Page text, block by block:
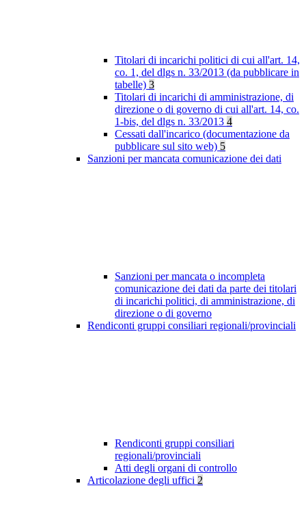
Titolari di incarichi politici di cui all'art. 14,
co. 1, del dlgs n. 33/2013 (da pubblicare in
tabelle) 3
Titolari di incarichi di amministrazione, di
direzione o di governo di cui all'art. 14, co.
1-bis, del dlgs n. 33/2013 4
Cessati dall'incarico (documentazione da
pubblicare sul sito web) 5
Sanzioni per mancata comunicazione dei dati
Sanzioni per mancata o incompleta
comunicazione dei dati da parte dei titolari
di incarichi politici, di amministrazione, di
direzione o di governo
Rendiconti gruppi consiliari regionali/provinciali
Rendiconti gruppi consiliari
regionali/provinciali
Atti degli organi di controllo
Articolazione degli uffici 2